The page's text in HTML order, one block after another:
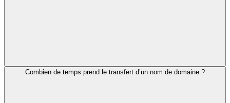
Combien de temps prend le transfert d’un nom de domaine ?